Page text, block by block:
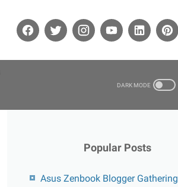
Popular Posts
Asus Zenbook Blogger Gathering